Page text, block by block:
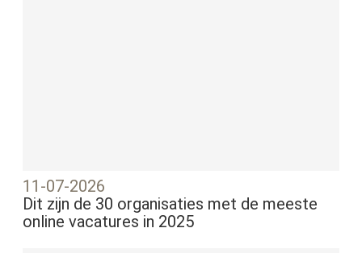
11-07-2026
Dit zijn de 30 organisaties met de meeste
online vacatures in 2025